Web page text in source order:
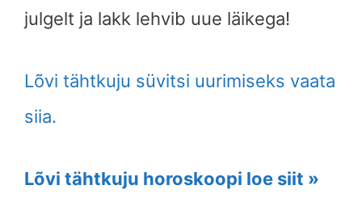
julgelt ja lakk lehvib uue läikega!
Lõvi tähtkuju süvitsi uurimiseks vaata
siia.
Lõvi tähtkuju horoskoopi loe siit »